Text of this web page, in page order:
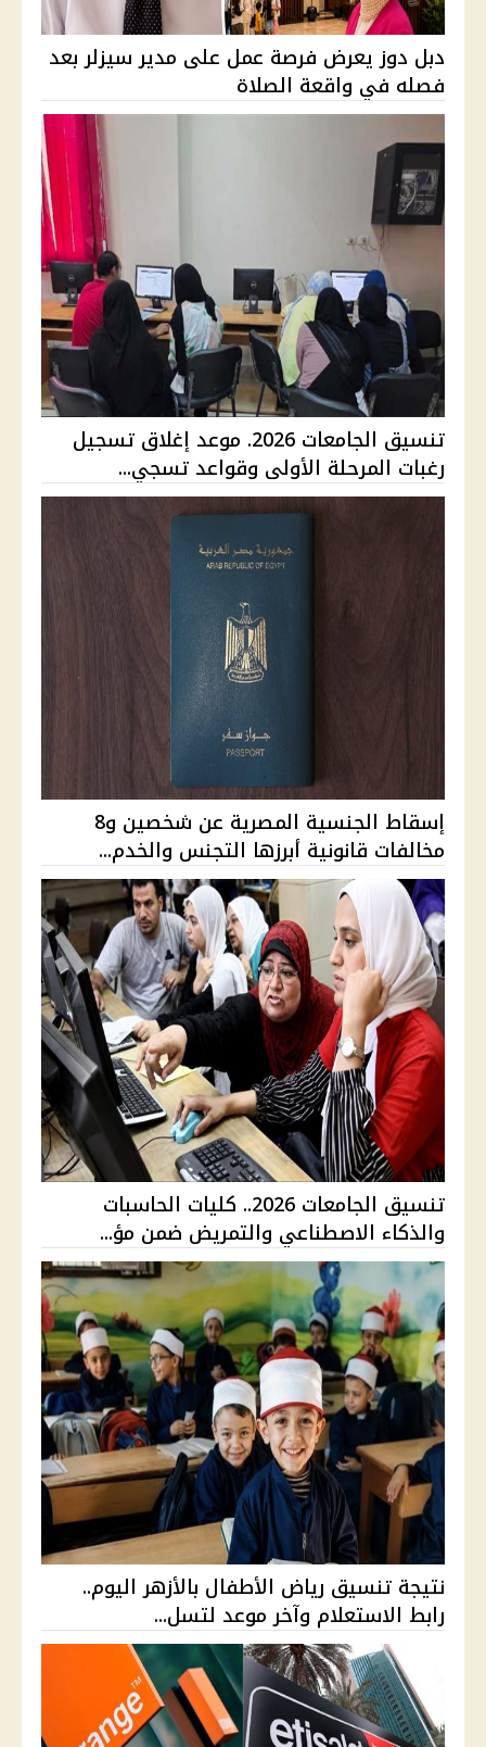
دبل دوز يعرض فرصة عمل على مدير سيزلر بعد
فصله في واقعة الصلاة
تنسيق الجامعات 2026. موعد إغلاق تسجيل
رغبات المرحلة الأولى وقواعد تسجي...
إسقاط الجنسية المصرية عن شخصين و8
مخالفات قانونية أبرزها التجنس والخدم...
تنسيق الجامعات 2026.. كليات الحاسبات
والذكاء الاصطناعي والتمريض ضمن مؤ...
نتيجة تنسيق رياض الأطفال بالأزهر اليوم..
رابط الاستعلام وآخر موعد لتسل...